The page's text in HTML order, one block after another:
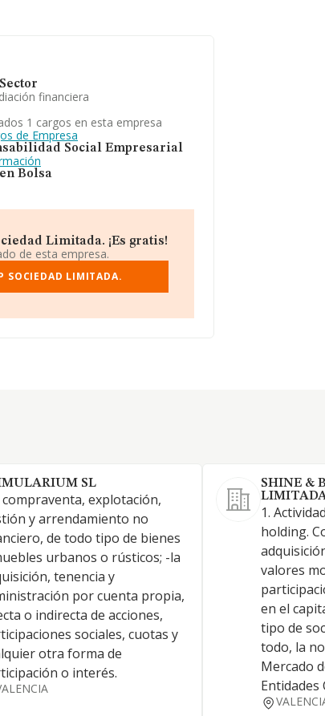
financiera
1 cargos en esta empresa
de Empresa
Social Empresarial
Bolsa
Limitada. ¡Es gratis!
de esta empresa.
SOCIEDAD LIMITADA.
SL
compraventa, explotación,
y arrendamiento no
de todo tipo de bienes
urbanos o rústicos; -la
tenencia y
por cuenta propia,
o indirecta de acciones,
sociales, cuotas y
otra forma de
o interés.
SHINE &
1.
holding.
valores
en el
tipo de
todo, la
Mercado
Entidades